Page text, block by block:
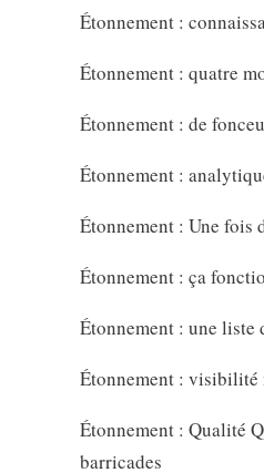
Étonnement :
Étonnement : quatre
Étonnement : de
Étonnement :
Étonnement : Une fois
Étonnement : ça
Étonnement : une liste
Étonnement : visibilité
Étonnement : Qualité
barricades